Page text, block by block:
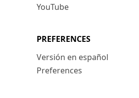
YouTube
PREFERENCES
Versión en español
Preferences